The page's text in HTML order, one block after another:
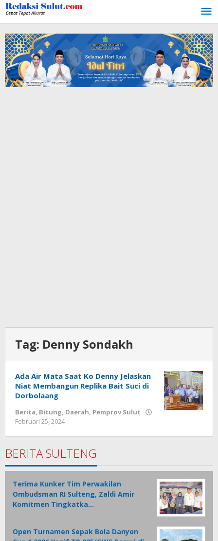
Lewati
ke
konten
Tag: Denny Sondakh
Ada Air Mata Saat Ko Denny Jelaskan
Niat Membangun Replika Bait Suci di
Dorbolaang
Berita, Bitung, Daerah, Pemprov Sulut
Februari 25, 2024
BERITA SULTENG
Terima Kunker Tim Perwakilan
Ombudsman RI Sulteng, Zaldi Amir
Komitmen Tingkatka…
Open Turnamen Sepak Bola Danyon